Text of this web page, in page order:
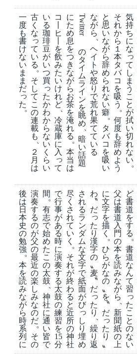
気
持
ち
に
な
っ
て
し
ま
う
こ
と
が
拭
い
切
れ
な
い。
そ
れ
か
ら
１
本
タ
バ
コ
を
吸
う。
何
度
も
辞
め
よ
う
と
思
い
な
が
ら
辞
め
ら
れ
な
い
癖。
タ
バ
コ
を
吸
い
な
が
ら、
ヘ
イ
ト
や
怒
り
で
荒
れ
果
て
て
い
る
Twitter
の
タ
イ
ム
ラ
イ
ン
を
眺
め、
暗
い
話
題
に
た
め
息
を
つ
き
な
が
ら
お
茶
を
淹
れ
る。
本
当
は
コ
ヒ
を
飲
み
た
い
け
れ
ど、
冷
蔵
庫
に
入
っ
て
い
る
珈
琲
豆
が
い
つ
買
っ
た
か
わ
か
ら
な
い
く
ら
い
古
く
な
っ
て
い
る。
そ
し
て
こ
の
連
載
も、
２
月
は
一
度
も
書
け
な
い
ま
ま
だ
っ
た。
ど
書
道
を
す
る。
書
道
な
ん
て
習
っ
た
こ
と
の
な
い
父
は
書
道
入
門
の
本
を
読
み
な
が
ら、
新
聞
紙
の
上
に
文
字
を
描
く。
ひ
ら
が
な
の
〟
を
〝
だ
っ
た
り
〟
わ
〝
だ
っ
た
り
漢
字
の
〟
麦
〝
だ
っ
た
り、
繰
り
返
さ
れ
る
ラ
ン
ダ
ム
な
文
字
で
紙
面
が
び
っ
し
り
埋
め
尽
く
さ
れ
て
い
く。
そ
れ
が
終
わ
る
と
近
所
の
神
社
で
行
事
が
あ
る
時
に
演
奏
す
る
太
鼓
の
練
習
を
15
分
間。
有
志
で
始
め
た
こ
の
太
鼓、
神
社
に
通
い
皆
で
演
奏
す
る
の
が
父
の
最
近
の
楽
し
み
な
の
だ。
そ
の
後
は
日
本
史
の
勉
強。
本
を
読
み
な
が
ら
時
系
列
に